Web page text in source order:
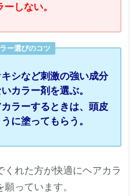
しない。
ー選びのコツ
シなど刺激の強い成分
カラー剤を選ぶ。
ラーするときは、頭皮
に塗ってもらう。
くれた方が快適にヘアカラ
っています。